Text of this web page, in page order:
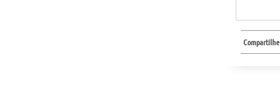
Compartilhe